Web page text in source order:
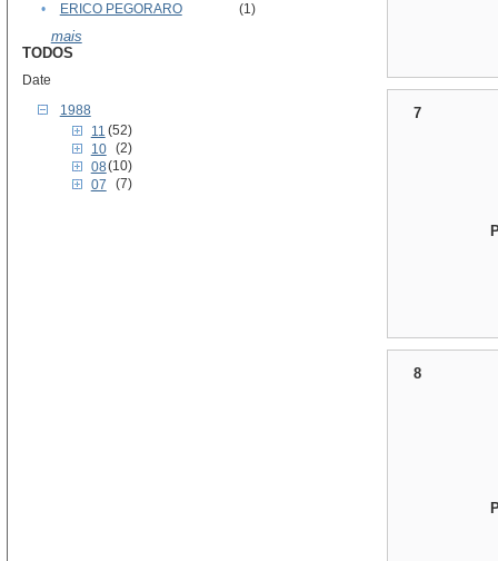
•
ERICO PEGORARO (1)
mais
TODOS
Date
1988
11 (52)
10 (2)
08(10)
07
(7)
7
8